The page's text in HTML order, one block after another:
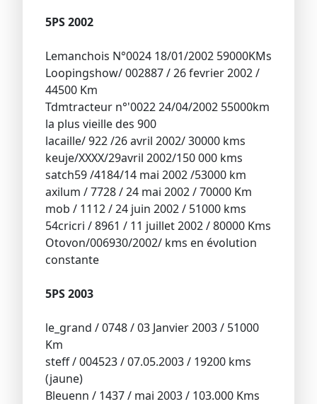
5PS 2002
Lemanchois N°0024 18/01/2002 59000KMs
Loopingshow/ 002887 / 26 fevrier 2002 /
44500 Km
Tdmtracteur n°'0022 24/04/2002 55000km
la plus vieille des 900
lacaille/ 922 /26 avril 2002/ 30000 kms
keuje/XXXX/29avril 2002/150 000 kms
satch59 /4184/14 mai 2002 /53000 km
axilum / 7728 / 24 mai 2002 / 70000 Km
mob / 1112 / 24 juin 2002 / 51000 kms
54cricri / 8961 / 11 juillet 2002 / 80000 Kms
Otovon/006930/2002/ kms en évolution
constante
5PS 2003
le_grand / 0748 / 03 Janvier 2003 / 51000
Km
steff / 004523 / 07.05.2003 / 19200 kms
(jaune)
Bleuenn / 1437 / mai 2003 / 103.000 Kms